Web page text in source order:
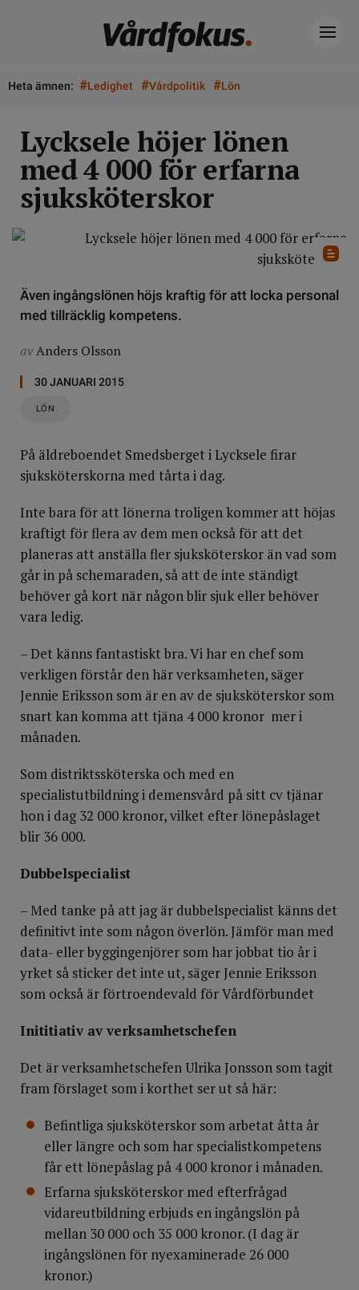
Heta ämnen: #Ledighet #Vårdpolitik #Lön
Lycksele höjer lönen
med 4 000 för erfarna
sjuksköterskor
Även ingångslönen höjs kraftig för att locka personal
med tillräcklig kompetens.
avAnders Olsson
30 JANUARI 2015
LÖN
På äldreboendet Smedsberget i Lycksele firar
sjuksköterskorna med tårta i dag.
Inte bara för att lönerna troligen kommer att höjas
kraftigt för flera av dem men också för att det
planeras att anställa fler sjuksköterskor än vad som
går in på schemaraden, så att de inte ständigt
behöver gå kort när någon blir sjuk eller behöver
vara ledig.
– Det känns fantastiskt bra. Vi har en chef som
verkligen förstår den här verksamheten, säger
Jennie Eriksson som är en av de sjuksköterskor som
snart kan komma att tjäna 4 000 kronor mer i
månaden.
Som distriktssköterska och med en
specialistutbildning i demensvård på sitt cv tjänar
hon i dag 32 000 kronor, vilket efter lönepåslaget
blir 36 000.
Dubbelspecialist
– Med tanke på att jag är dubbelspecialist känns det
definitivt inte som någon överlön. Jämför man med
data- eller byggingenjörer som har jobbat tio år i
yrket så sticker det inte ut, säger Jennie Eriksson
som också är förtroendevald för Vårdförbundet
Inititiativ av verksamhetschefen
Det är verksamhetschefen Ulrika Jonsson som tagit
fram förslaget som i korthet ser ut så här:
Befintliga sjuksköterskor som arbetat åtta år
eller längre och som har specialistkompetens
får ett lönepåslag på 4 000 kronor i månaden.
Erfarna sjuksköterskor med efterfrågad
vidareutbildning erbjuds en ingångslön på
mellan 30 000 och 35 000 kronor. (I dag är
ingångslönen för nyexaminerade 26 000
kronor.)